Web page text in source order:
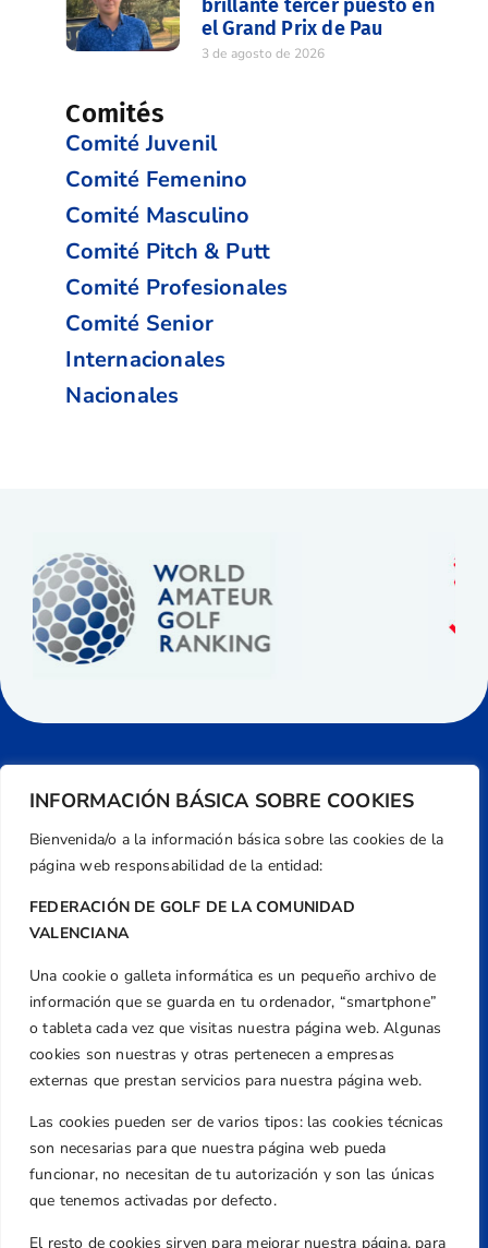
INFORMACIÓN BÁSICA SOBRE COOKIES
Bienvenida/o a la información básica sobre las cookies de la
página web responsabilidad de la entidad:
FEDERACIÓN DE GOLF DE LA COMUNIDAD
VALENCIANA
Una cookie o galleta informática es un pequeño archivo de
información que se guarda en tu ordenador, “smartphone”
o tableta cada vez que visitas nuestra página web. Algunas
cookies son nuestras y otras pertenecen a empresas
externas que prestan servicios para nuestra página web.
Las cookies pueden ser de varios tipos: las cookies técnicas
son necesarias para que nuestra página web pueda
funcionar, no necesitan de tu autorización y son las únicas
que tenemos activadas por defecto.
El resto de cookies sirven para mejorar nuestra página, para
brillante tercer puesto en
el Grand Prix de Pau
3 de agosto de 2026
Comités
Comité Juvenil
Comité Femenino
Comité Masculino
Comité Pitch & Putt
Comité Profesionales
Comité Senior
Internacionales
Nacionales
Dirección
Centre de L´Esport, Carrer d'Isaac Peral i
Caballero, Nº 5, Despachos 2 y 3, 46980,
Valencia
+34 961 367 799
Email
federacion@golfcv.com